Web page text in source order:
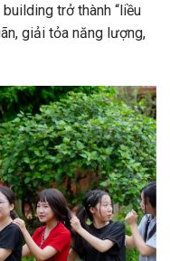
trở thành “liều
giải tỏa năng lượng,